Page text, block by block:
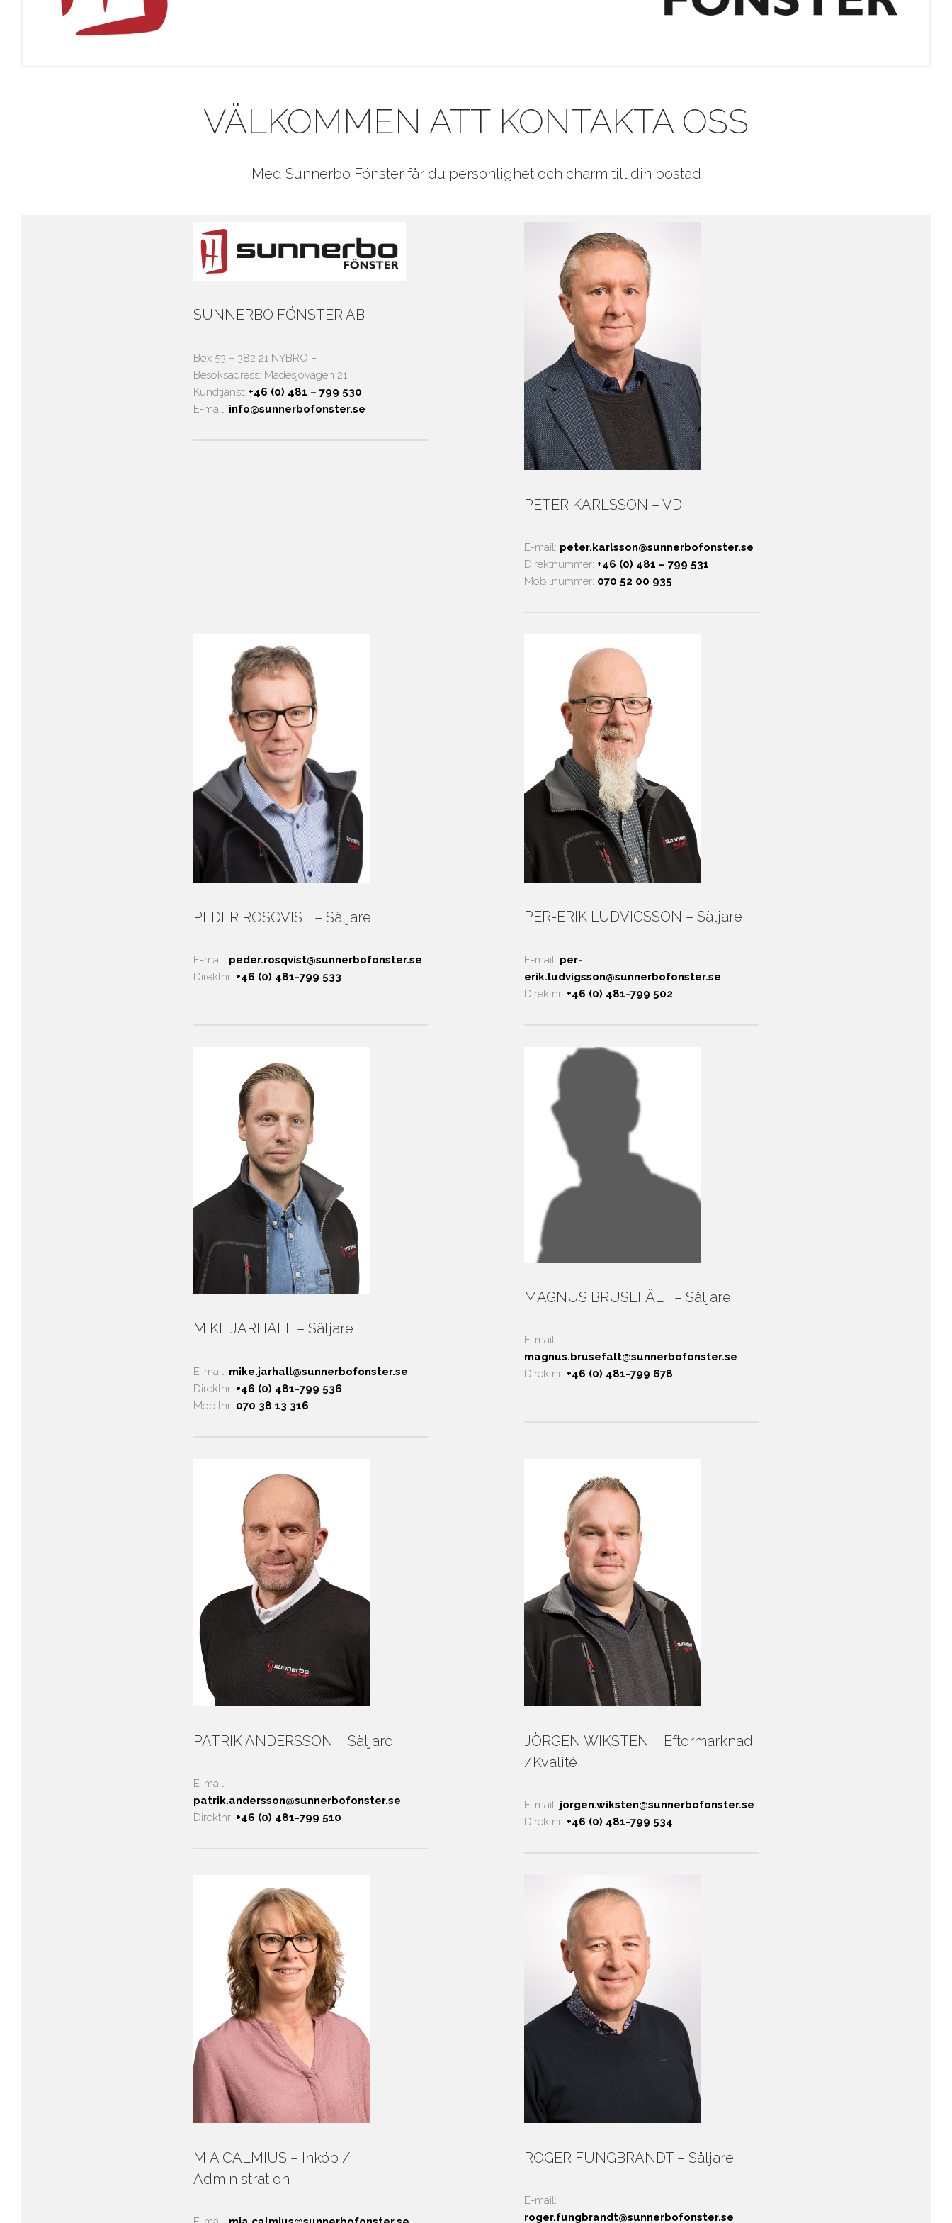
VÄLKOMMEN ATT KONTAKTA OSS
Med Sunnerbo Fönster får du personlighet och charm till din bostad
SUNNERBO FÖNSTER AB
Box 53 – 382 21 NYBRO –
Besöksadress: Madesjövägen 21
Kundtjänst: +46 (0) 481 – 799 530
E-mail: info@sunnerbofonster.se
PETER KARLSSON – VD
E-mail: peter.karlsson@sunnerbofonster.se
Direktnummer: +46 (0) 481 – 799 531
Mobilnummer: 070 52 00 935
PEDER ROSQVIST – Säljare
E-mail: peder.rosqvist@sunnerbofonster.se
Direktnr: +46 (0) 481-799 533
PER-ERIK LUDVIGSSON – Säljare
E-mail: per-
erik.ludvigsson@sunnerbofonster.se
Direktnr: +46 (0) 481-799 502
MIKE JARHALL – Säljare
E-mail: mike.jarhall@sunnerbofonster.se
Direktnr: +46 (0) 481-799 536
Mobilnr: 070 38 13 316
MAGNUS BRUSEFÄLT – Säljare
E-mail:
magnus.brusefalt@sunnerbofonster.se
Direktnr: +46 (0) 481-799 678
PATRIK ANDERSSON – Säljare
E-mail:
patrik.andersson@sunnerbofonster.se
Direktnr: +46 (0) 481-799 510
JÖRGEN WIKSTEN – Eftermarknad
/Kvalité
E-mail: jorgen.wiksten@sunnerbofonster.se
Direktnr: +46 (0) 481-799 534
MIA CALMIUS – Inköp /
Administration
ROGER FUNGBRANDT – Säljare
E-mail:
roger.fungbrandt@sunnerbofonster.se